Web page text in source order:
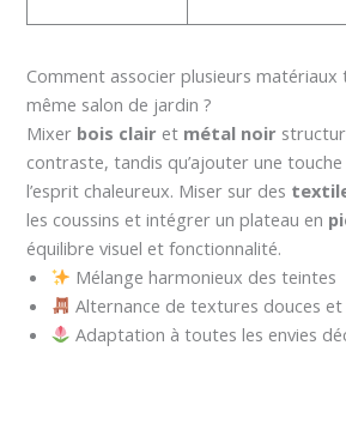
Comment associer plusieurs matériaux
même salon de jardin ?
Mixer bois clair et métal noir
contraste, tandis qu’ajouter une touche
l’esprit chaleureux. Miser sur des
les coussins et intégrer un plateau en
équilibre visuel et fonctionnalité.
Mélange harmonieux des teintes
Alternance de textures douces
Adaptation à toutes les envies